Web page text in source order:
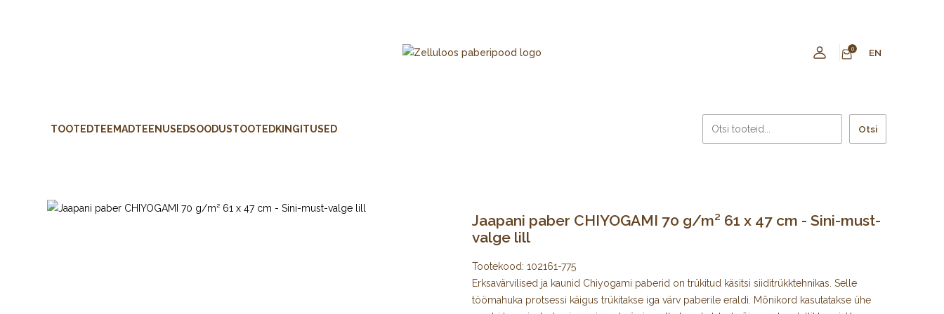
0 EN
TOOTEDTEEMADTEENUSEDSOODUSTOOTEDKINGITUSED Otsi
Jaapani paber CHIYOGAMI 70 g/m² 61 x 47 cm - Sini-must-
valge lill
Tootekood: 102161-775
Erksavärvilised ja kaunid Chiyogami paberid on trükitud käsitsi siiditrükktehnikas. Selle
töömahuka protsessi käigus trükitakse iga värv paberile eraldi. Mõnikord kasutatakse ühe